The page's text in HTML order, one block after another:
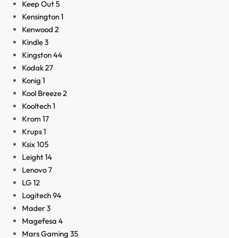
Keep Out5
Kensington1
Kenwood 2
Kindle3
Kingston44
Kodak27
Konig 1
Kool Breeze2
Kooltech1
Krom 17
Krups1
Ksix 105
Leight14
Lenovo7
LG 12
Logitech94
Mader3
Magefesa 4
Mars Gaming 35